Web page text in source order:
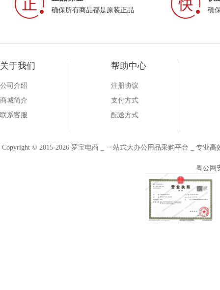
确保所有商品都是原装正品 确
关于我们
公司介绍
商城简介
联系客服
帮助中心
注册协议
支付方式
配送方式
Copyright © 2015-2026 罗宝电商 _ 一站式大办公用品采购平台 _ 专业
粤公网